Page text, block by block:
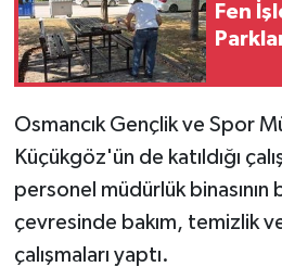
Fen
Osmancık Gençlik ve Spor
Küçükgöz'ün de katıldığı
personel müdürlük binasının
çevresinde bakım, temizlik
çalışmaları yaptı.